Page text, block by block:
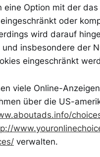
eine Option mit der das
oder
wird darauf
und insbesondere der
eingeschränkt
viele Online-
über die US-
verwalten.